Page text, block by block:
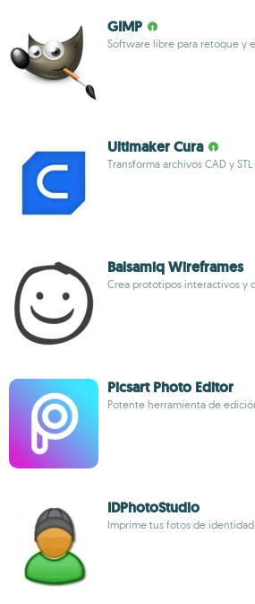
GIMP
Software libre para retoque y
Ultimaker Cura
Transforma archivos CAD y
Balsamiq Wireframes
Crea prototipos interactivos y
Picsart Photo Editor
Potente herramienta de
IDPhotoStudio
Imprime tus fotos de